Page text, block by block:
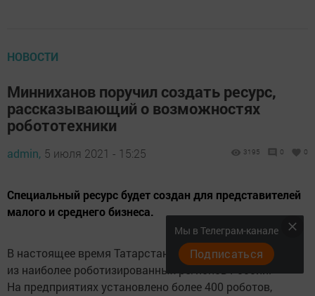
НОВОСТИ
Минниханов поручил создать ресурс,
рассказывающий о возможностях
робототехники
admin, 5 июля 2021 - 15:25 3195 0 0
Специальный ресурс будет создан для представителей
малого и среднего бизнеса.
В настоящее время Татарстан является одним
из наиболее роботизированных регионов России.
На предприятиях установлено более 400 роботов,
Мы в Телеграм-канале
Подписаться